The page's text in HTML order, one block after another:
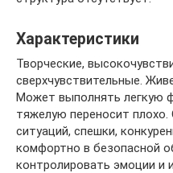
Характеристики
Творческие,
сверхчувствительные.
Может выполнять легкую
тяжелую переносит
ситуаций, спешки,
комфортно в безопасной
контролировать эмоции и